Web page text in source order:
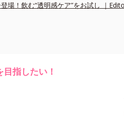
場！飲む“透明感ケア”をお試し ｜
指したい！